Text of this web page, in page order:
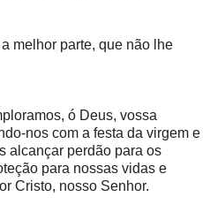
melhor parte, que não lhe
ó Deus, vossa
nos com a festa da virgem e
alcançar perdão para os
para nossas vidas e
Cristo, nosso Senhor.